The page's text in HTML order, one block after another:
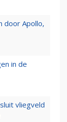
door Apollo,
in de
vliegveld